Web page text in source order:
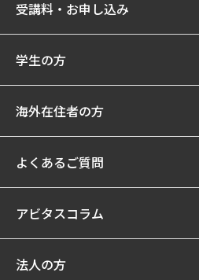
受講料・お申し込み
学生の方
海外在住者の方
よくあるご質問
アビタスコラム
法人の方